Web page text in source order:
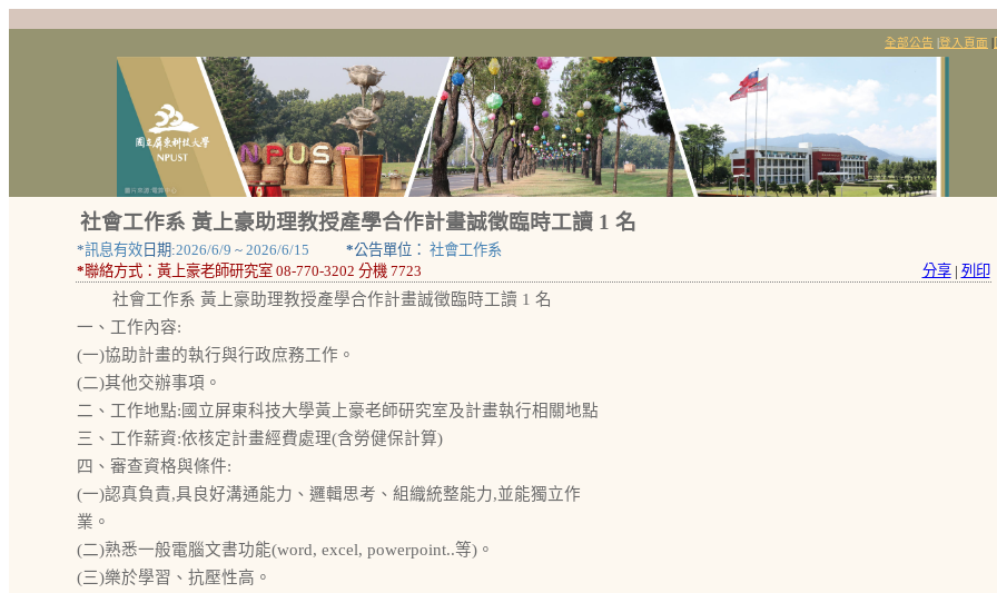
全部公告 登入頁面
社會工作系 黃上豪助理教授產學合作計畫誠徵臨時工讀 1 名
*訊息有效日期:2026/6/9 ~ 2026/6/15 *公告單位： 社會工作系
*聯絡方式： 黃上豪老師研究室 08-770-3202 分機 7723 分享 | 列印
社會工作系 黃上豪助理教授產學合作計畫誠徵臨時工讀 1 名
一、工作內容:
(一)協助計畫的執行與行政庶務工作。
(二)其他交辦事項。
二、工作地點:國立屏東科技大學黃上豪老師研究室及計畫執行相關地點
三、工作薪資:依核定計畫經費處理(含勞健保計算)
四、審查資格與條件:
(一)認真負責,具良好溝通能力、邏輯思考、組織統整能力,並能獨立作
業。
(二)熟悉一般電腦文書功能(word, excel, powerpoint..等)。
(三)樂於學習、抗壓性高。